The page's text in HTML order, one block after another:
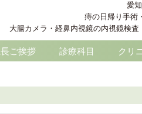
愛
痔の日帰り手術
大腸カメラ・経鼻内視鏡の内視鏡検
ご挨拶 診療科目 クリ